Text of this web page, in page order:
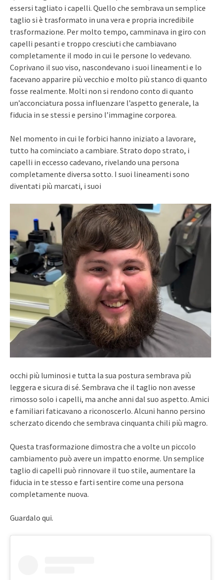
essersi tagliato i capelli. Quello che sembrava un semplice
taglio si è trasformato in una vera e propria incredibile
trasformazione. Per molto tempo, camminava in giro con
capelli pesanti e troppo cresciuti che cambiavano
completamente il modo in cui le persone lo vedevano.
Coprivano il suo viso, nascondevano i suoi lineamenti e lo
facevano apparire più vecchio e molto più stanco di quanto
fosse realmente. Molti non si rendono conto di quanto
un’acconciatura possa influenzare l’aspetto generale, la
fiducia in se stessi e persino l’immagine corporea.
Nel momento in cui le forbici hanno iniziato a lavorare,
tutto ha cominciato a cambiare. Strato dopo strato, i
capelli in eccesso cadevano, rivelando una persona
completamente diversa sotto. I suoi lineamenti sono
diventati più marcati, i suoi
occhi più luminosi e tutta la sua postura sembrava più
leggera e sicura di sé. Sembrava che il taglio non avesse
rimosso solo i capelli, ma anche anni dal suo aspetto. Amici
e familiari faticavano a riconoscerlo. Alcuni hanno persino
scherzato dicendo che sembrava cinquanta chili più magro.
Questa trasformazione dimostra che a volte un piccolo
cambiamento può avere un impatto enorme. Un semplice
taglio di capelli può rinnovare il tuo stile, aumentare la
fiducia in te stesso e farti sentire come una persona
completamente nuova.
Guardalo qui.